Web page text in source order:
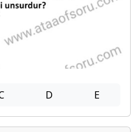
D E